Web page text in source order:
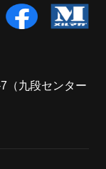
（九段センター